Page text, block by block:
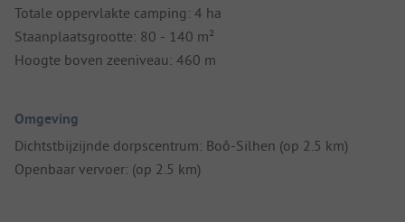
Totale oppervlakte camping: 4 ha
Staanplaatsgrootte: 80 - 140 m²
Hoogte boven zeeniveau: 460 m
Omgeving
Dichtstbijzijnde dorpscentrum: Boô-Silhen (op 2.5 km)
Openbaar vervoer: (op 2.5 km)